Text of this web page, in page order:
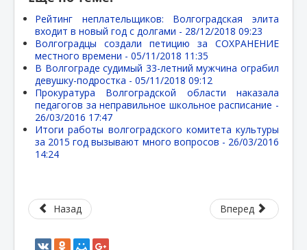
Рейтинг неплательщиков: Волгоградская элита
входит в новый год с долгами - 28/12/2018 09:23
Волгоградцы создали петицию за СОХРАНЕНИЕ
местного времени - 05/11/2018 11:35
В Волгограде судимый 33-летний мужчина ограбил
девушку-подростка - 05/11/2018 09:12
Прокуратура Волгоградской области наказала
педагогов за неправильное школьное расписание -
26/03/2016 17:47
Итоги работы волгоградского комитета культуры
за 2015 год вызывают много вопросов - 26/03/2016
14:24
Назад Вперед